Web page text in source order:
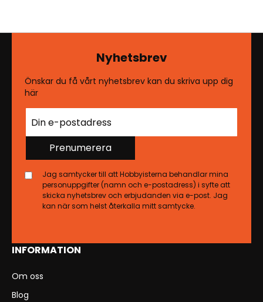
INFORMATION
Om oss
Blog
Nyhetsbrev
Önskar du få vårt nyhetsbrev kan du skriva upp dig
här
Prenumerera
Jag samtycker till att Hobbyisterna behandlar mina
personuppgifter (namn och e-postadress) i syfte att
skicka nyhetsbrev och erbjudanden via e-post. Jag
kan när som helst återkalla mitt samtycke.